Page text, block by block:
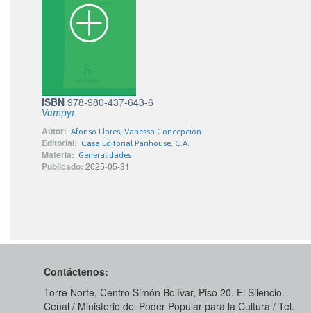
ISBN 978-980-437-643-6
Vampyr
Autor: Afonso Flores, Vanessa Concepción
Editorial: Casa Editorial Panhouse, C.A.
Materia: Generalidades
Publicado: 2025-05-31
Contáctenos:
Torre Norte, Centro Simón Bolívar, Piso 20. El Silencio.
Cenal / Ministerio del Poder Popular para la Cultura / Tel.